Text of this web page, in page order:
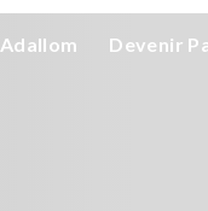
Adallom Devenir